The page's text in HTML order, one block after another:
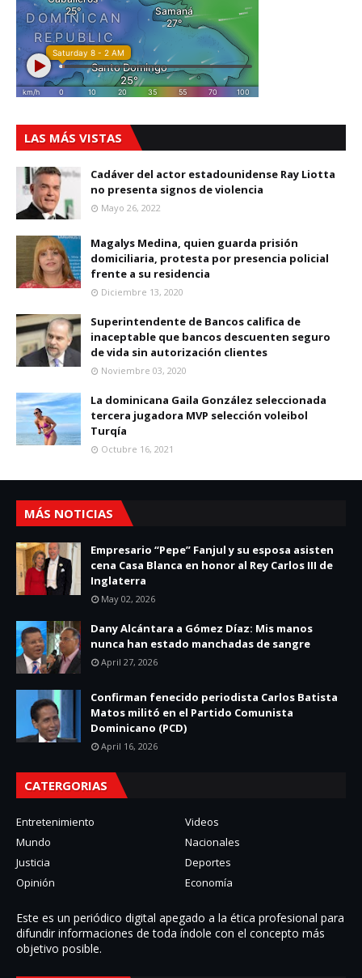
LAS MÁS VISTAS
Cadáver del actor estadounidense Ray Liotta
no presenta signos de violencia
Mayo 26, 2022
Magalys Medina, quien guarda prisión
domiciliaria, protesta por presencia policial
frente a su residencia
Diciembre 13, 2020
Superintendente de Bancos califica de
inaceptable que bancos descuenten seguro
de vida sin autorización clientes
Noviembre 03, 2020
La dominicana Gaila González seleccionada
tercera jugadora MVP selección voleibol
Turqía
Octubre 16, 2021
MÁS NOTICIAS
Empresario “Pepe” Fanjul y su esposa asisten
cena Casa Blanca en honor al Rey Carlos III de
Inglaterra
May 02, 2026
Dany Alcántara a Gómez Díaz: Mis manos
nunca han estado manchadas de sangre
April 27, 2026
Confirman fenecido periodista Carlos Batista
Matos militó en el Partido Comunista
Dominicano (PCD)
April 16, 2026
CATERGORIAS
Entretenimiento
Videos
Mundo
Nacionales
Justicia
Deportes
Opinión
Economía
Este es un periódico digital apegado a la ética profesional para
difundir informaciones de toda í­ndole con el concepto más
objetivo posible.